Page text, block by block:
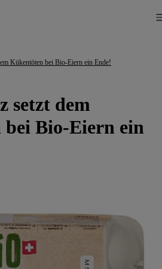
Kükentöten bei Bio-Eiern ein Ende!
setzt dem
Bio-Eiern ein